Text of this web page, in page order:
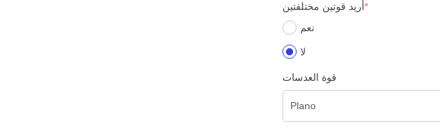
أريد قوتين مختلفتين*
نعم
لا
قوة العدسات